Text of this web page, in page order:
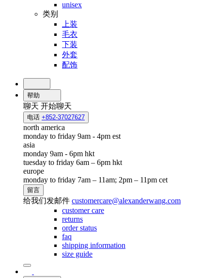
unisex
类别
上装
毛衣
下装
外套
配饰
帮助
聊天 开始聊天
电话 +852-37027627
north america
monday to friday 9am - 4pm est
asia
monday 9am - 6pm hkt
tuesday to friday 6am – 6pm hkt
europe
monday to friday 7am – 11am; 2pm – 11pm cet
留言
给我们发邮件 customercare@alexanderwang.com
customer care
returns
order status
faq
shipping information
size guide